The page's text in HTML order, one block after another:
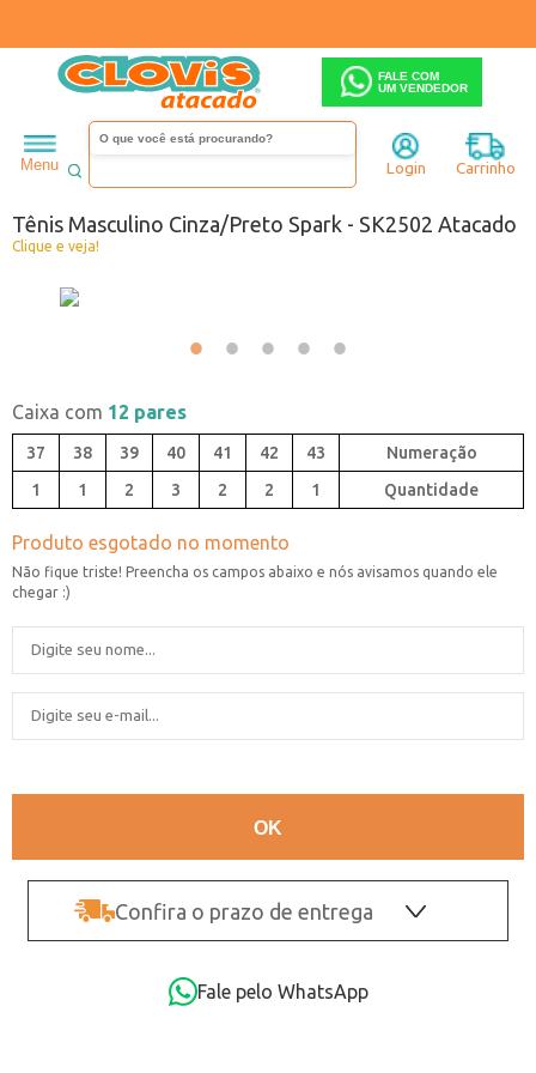
FALE COM
UM VENDEDOR
Menu Login Carrinho
Masculino Tênis
Tênis Masculino Cinza/Preto Spark - SK2502 Atacado
Clique e veja!
Caixa com 12 pares
37 38 39 40 41 42
43
1
1 2 3 2 2 1 Quantidade
Confira o prazo de entrega
Fale pelo WhatsApp